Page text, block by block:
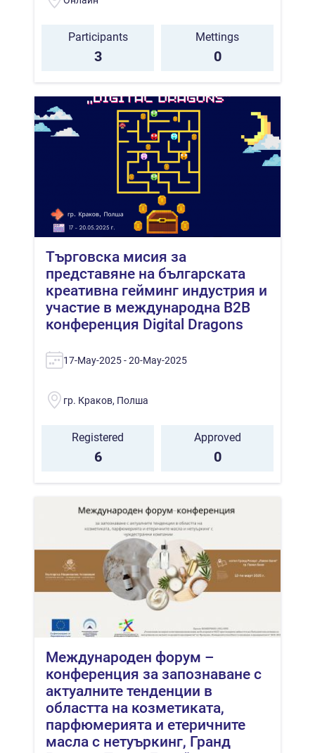
Participants
3
Mettings
0
Търговска мисия за
представяне на българската
креативна гейминг индустрия и
участие в международна В2В
конференция Digital Dragons
17-May-2025 - 20-May-2025
гр. Краков, Полша
Registered
6
Approved
0
Международен форум –
конференция за запознаване с
актуалните тенденции в
областта на козметиката,
парфюмерията и етеричните
масла с нетуъркинг, Гранд